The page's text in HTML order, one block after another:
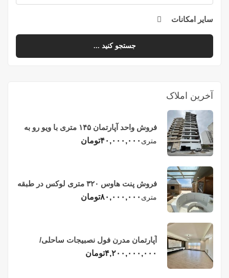
سایر امکانات
جستجو کنید ...
آخرین املاک
فروش واحد آپارتمان ۱۴۵ متری با ویو رو به
دریا در فریدونکنار
متری ۴۰,۰۰۰,۰۰۰تومان
فروش پنت هاوس ۳۲۰ متری لوکس در طبقه
چهاردهم فریدونکنار
متری ۸۰,۰۰۰,۰۰۰تومان
آپارتمان مدرن فول نصبیجات ساحلی/
فریدونکنار
۴,۲۰۰,۰۰۰,۰۰۰تومان